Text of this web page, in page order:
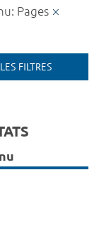
Pages
FILTRES